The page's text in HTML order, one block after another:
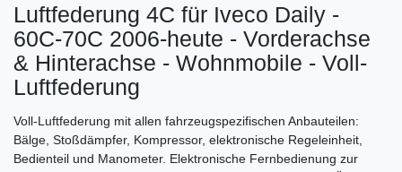
Luftfederung 4C für Iveco Daily -
60C-70C 2006-heute - Vorderachse
& Hinterachse - Wohnmobile - Voll-
Luftfederung
Voll-Luftfederung mit allen fahrzeugspezifischen Anbauteilen:
Bälge, Stoßdämpfer, Kompressor, elektronische Regeleinheit,
Bedienteil und Manometer. Elektronische Fernbedienung zur